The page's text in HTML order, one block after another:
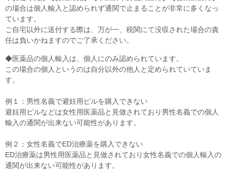
の場合は個人輸入と認められず通関で止まることが非常に多くなっ
ています。
ご自宅以外に送付する際は、万が一、税関にて没収された場合の責
任は負いかねますのでご了承ください。
◆医薬品の個人輸入は、個人にのみ認められています。
この場合の個人というのは自分以外の他人と定められていていま
す。
例１：男性名義で避妊用ピルを購入できない
避妊用ピルなどは女性用医薬品と見做されており男性名義での個人
輸入の通関が出来ない可能性があります。
例２：女性名義でED治療薬を購入できない
ED治療薬は男性用医薬品と見做されており女性名義での個人輸入の
通関が出来ない可能性があります。